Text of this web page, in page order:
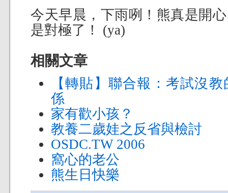
今天早晨，下雨咧！熊真是開
是對極了！ (ya)
相關文章
【轉貼】聯合報：考試沒
係
家有歡小孩？
教養二歲娃之反省與檢討
OSDC.TW 2006
窩心的老公
熊生日快樂